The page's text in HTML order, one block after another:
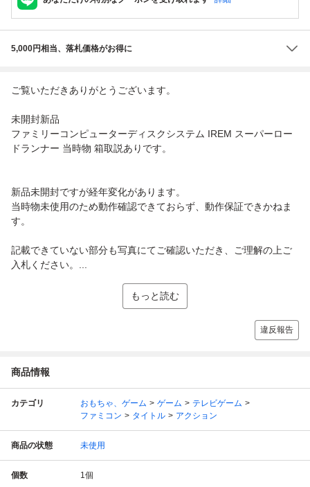
5,000円相当、落札価格がお得に
ご覧いただきありがとうございます。
未開封新品
ファミリーコンピューターディスクシステム IREM スーパーロー
ドランナー 当時物 箱取説ありです。
新品未開封ですが経年変化があります。
当時物未使用のため動作確認できておらず、動作保証できかねま
す。
記載できていない部分も写真にてご確認いただき、ご理解の上ご
入札ください。...
もっと読む
違反報告
商品情報
カテゴリ おもちゃ、ゲーム ゲーム
テレビゲーム
ファミコン
タイトル アクション
商品の状態 未使用
個数 1個